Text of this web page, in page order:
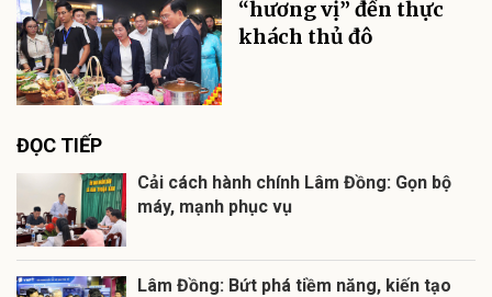
“hương vị” đến thực
khách thủ đô
ĐỌC TIẾP
Cải cách hành chính Lâm Đồng: Gọn bộ
máy, mạnh phục vụ
Lâm Đồng: Bứt phá tiềm năng, kiến tạo